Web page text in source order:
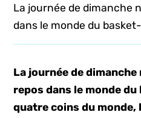
La journée de dimanche
dans le monde du
La journée de dimanche
repos dans le monde
quatre coins du monde,